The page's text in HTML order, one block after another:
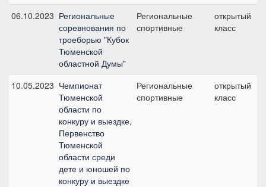
06.10.2023 Региональные
соревнования по
троеборью "Кубок
Тюменской
областной Думы"
Региональные
спортивные
открытый
класс
10.05.2023 Чемпионат
Тюменской
области по
конкуру и выездке,
Первенство
Тюменской
области среди
дете и юношей по
конкуру и выездке
Региональные
спортивные
открытый
класс